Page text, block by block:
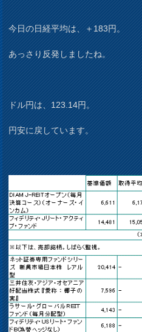
今日の日経平均は、＋183円。
あっさり反発しましたね。
ドル円は、123.14円。
円安に戻しています。